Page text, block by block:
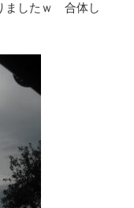
ましたｗ 合体し